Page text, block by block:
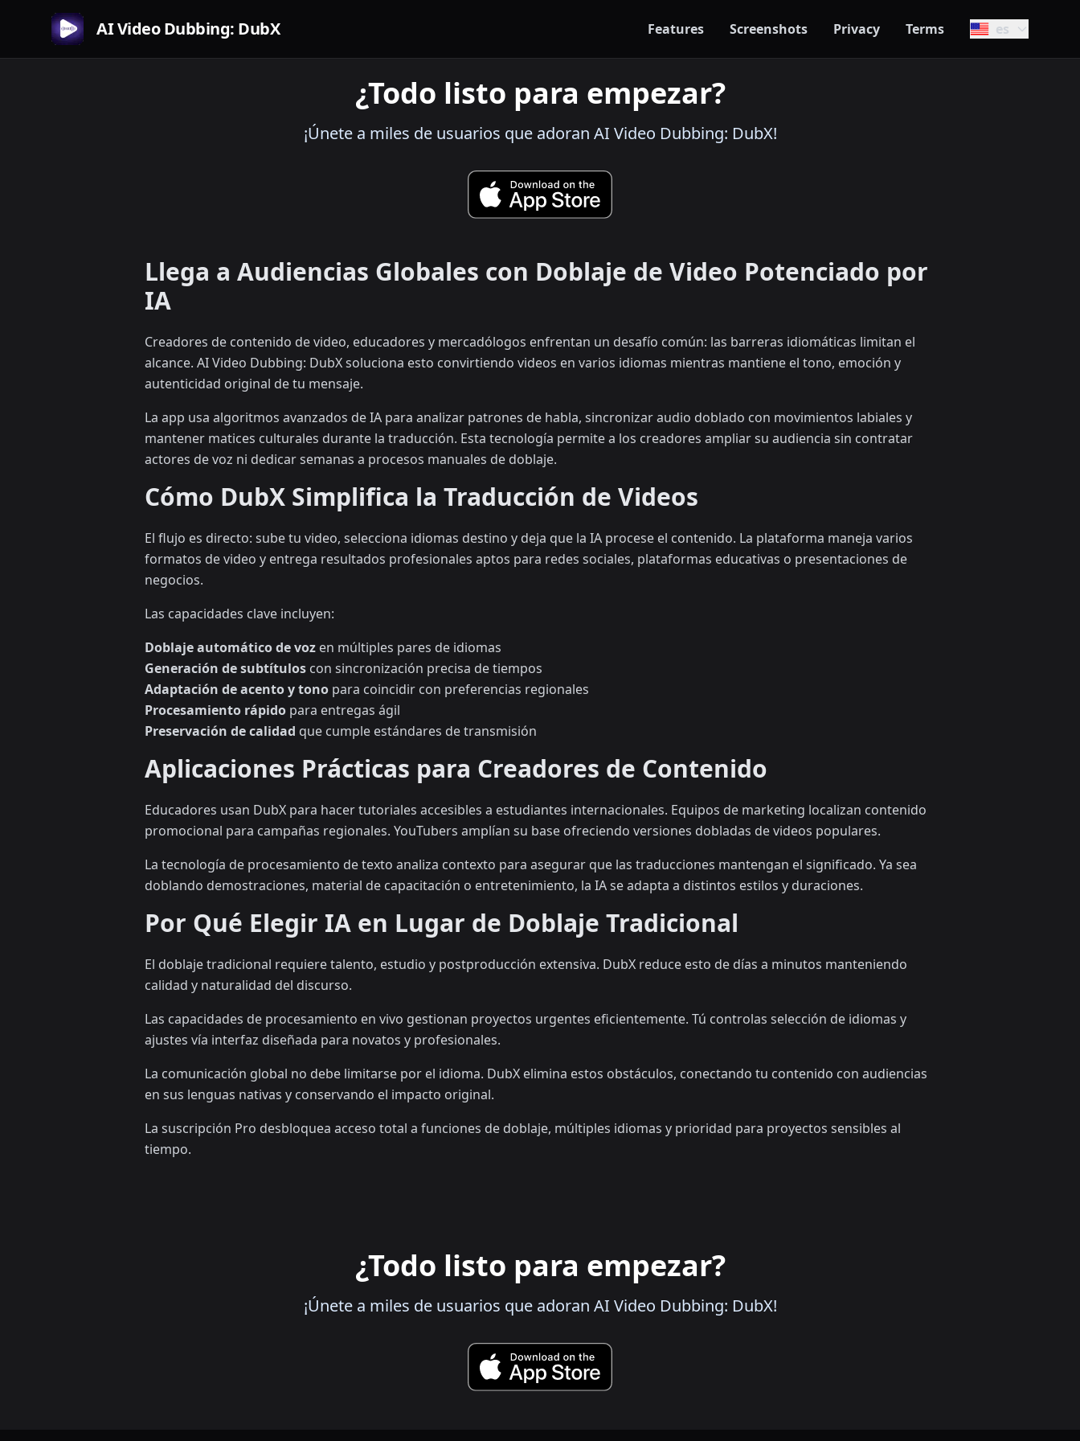
AI Video Dubbing: DubX Features Screenshots Privacy Terms es
¿Todo listo para empezar?
¡Únete a miles de usuarios que adoran AI Video Dubbing: DubX!
Llega a Audiencias Globales con Doblaje de Video Potenciado por
IA
Creadores de contenido de video, educadores y mercadólogos enfrentan un desafío común: las barreras idiomáticas limitan el
alcance. AI Video Dubbing: DubX soluciona esto convirtiendo videos en varios idiomas mientras mantiene el tono, emoción y
autenticidad original de tu mensaje.
La app usa algoritmos avanzados de IA para analizar patrones de habla, sincronizar audio doblado con movimientos labiales y
mantener matices culturales durante la traducción. Esta tecnología permite a los creadores ampliar su audiencia sin contratar
actores de voz ni dedicar semanas a procesos manuales de doblaje.
Cómo DubX Simplifica la Traducción de Videos
El flujo es directo: sube tu video, selecciona idiomas destino y deja que la IA procese el contenido. La plataforma maneja varios
formatos de video y entrega resultados profesionales aptos para redes sociales, plataformas educativas o presentaciones de
negocios.
Las capacidades clave incluyen:
Doblaje automático de voz en múltiples pares de idiomas
Generación de subtítulos con sincronización precisa de tiempos
Adaptación de acento y tono para coincidir con preferencias regionales
Procesamiento rápido para entregas ágil
Preservación de calidad que cumple estándares de transmisión
Aplicaciones Prácticas para Creadores de Contenido
Educadores usan DubX para hacer tutoriales accesibles a estudiantes internacionales. Equipos de marketing localizan contenido
promocional para campañas regionales. YouTubers amplían su base ofreciendo versiones dobladas de videos populares.
La tecnología de procesamiento de texto analiza contexto para asegurar que las traducciones mantengan el significado. Ya sea
doblando demostraciones, material de capacitación o entretenimiento, la IA se adapta a distintos estilos y duraciones.
Por Qué Elegir IA en Lugar de Doblaje Tradicional
El doblaje tradicional requiere talento, estudio y postproducción extensiva. DubX reduce esto de días a minutos manteniendo
calidad y naturalidad del discurso.
Las capacidades de procesamiento en vivo gestionan proyectos urgentes eficientemente. Tú controlas selección de idiomas y
ajustes vía interfaz diseñada para novatos y profesionales.
La comunicación global no debe limitarse por el idioma. DubX elimina estos obstáculos, conectando tu contenido con audiencias
en sus lenguas nativas y conservando el impacto original.
La suscripción Pro desbloquea acceso total a funciones de doblaje, múltiples idiomas y prioridad para proyectos sensibles al
tiempo.
¿Todo listo para empezar?
¡Únete a miles de usuarios que adoran AI Video Dubbing: DubX!